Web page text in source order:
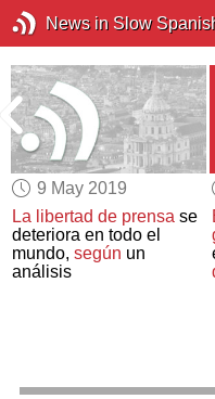
News in Slow
9 May 2019
La libertad de prensa se
deteriora en todo el
mundo,según un
análisis